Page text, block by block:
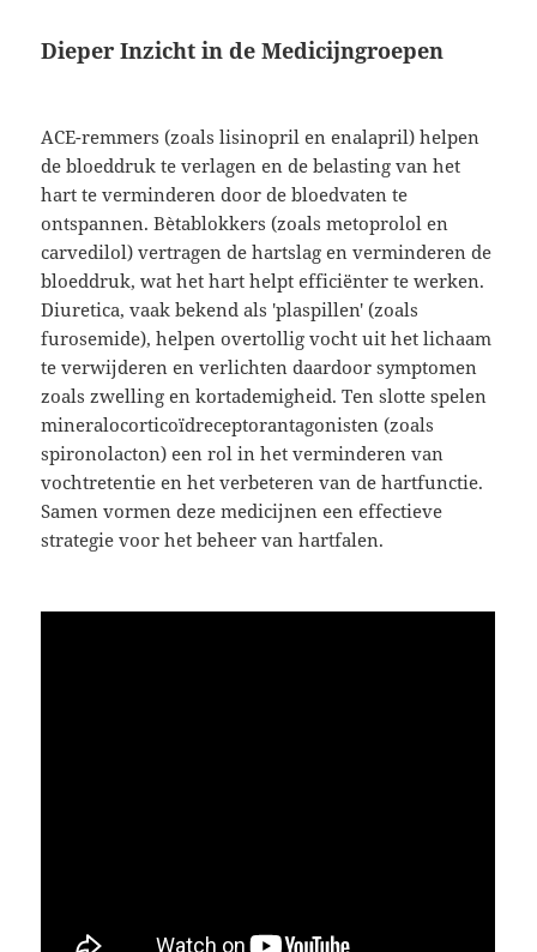
Dieper Inzicht in de Medicijngroepen
ACE-remmers (zoals lisinopril en enalapril) helpen
de bloeddruk te verlagen en de belasting van het
hart te verminderen door de bloedvaten te
ontspannen. Bètablokkers (zoals metoprolol en
carvedilol) vertragen de hartslag en verminderen de
bloeddruk, wat het hart helpt efficiënter te werken.
Diuretica, vaak bekend als 'plaspillen' (zoals
furosemide), helpen overtollig vocht uit het lichaam
te verwijderen en verlichten daardoor symptomen
zoals zwelling en kortademigheid. Ten slotte spelen
mineralocorticoïdreceptorantagonisten (zoals
spironolacton) een rol in het verminderen van
vochtretentie en het verbeteren van de hartfunctie.
Samen vormen deze medicijnen een effectieve
strategie voor het beheer van hartfalen.